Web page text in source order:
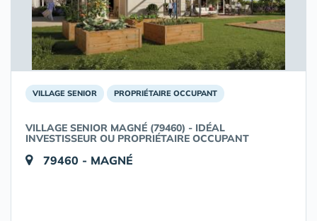
VILLAGE SENIOR PROPRIÉTAIRE OCCUPANT
VILLAGE SENIOR MAGNÉ (79460) - IDÉAL
INVESTISSEUR OU PROPRIÉTAIRE OCCUPANT
79460 - MAGNÉ